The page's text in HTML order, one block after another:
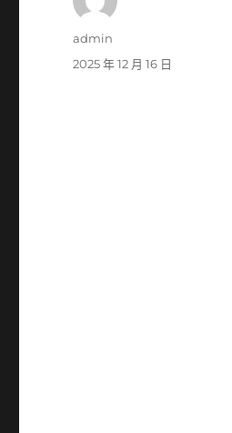
作
admin
發
2025 年 12 月 16 日